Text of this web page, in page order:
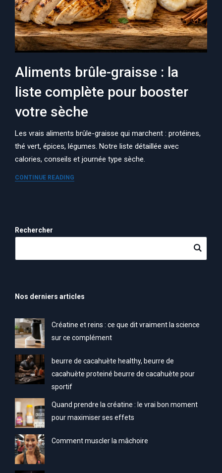
Aliments brûle-graisse : la
liste complète pour booster
votre sèche
Les vrais aliments brûle-graisse qui marchent : protéines,
thé vert, épices, légumes. Notre liste détaillée avec
calories, conseils et journée type sèche.
CONTINUE READING
Rechercher
Nos derniers articles
Créatine et reins : ce que dit vraiment la science
sur ce complément
beurre de cacahuète healthy, beurre de
cacahuète proteiné beurre de cacahuète pour
sportif
Quand prendre la créatine : le vrai bon moment
pour maximiser ses effets
Comment muscler la mâchoire